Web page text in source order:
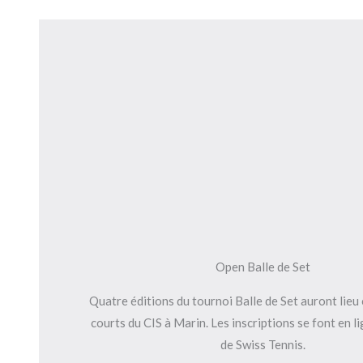
Open Balle de Set
Quatre éditions du tournoi Balle de Set auront lieu
courts du CIS à Marin. Les inscriptions se font en
de Swiss Tennis.